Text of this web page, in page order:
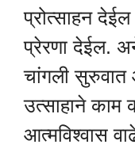
प्रोत्साहन
प्रेरणा देईल.
चांगली
उत्साहाने काम
आत्मविश्वास